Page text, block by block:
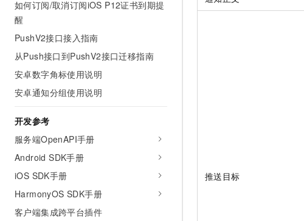
如何订阅/取消订阅iOS P12证书到期提
醒
PushV2接口接入指南
从Push接口到PushV2接口迁移指南
安卓数字角标使用说明
安卓通知分组使用说明
开发参考
服务端OpenAPI手册
Android SDK手册
iOS SDK手册
HarmonyOS SDK手册
客户端集成跨平台插件
推送目标